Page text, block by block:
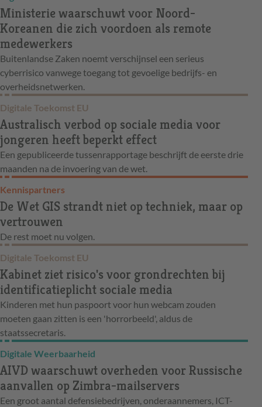
Ministerie waarschuwt voor Noord-
Koreanen die zich voordoen als remote
medewerkers
Buitenlandse Zaken noemt verschijnsel een serieus
cyberrisico vanwege toegang tot gevoelige bedrijfs- en
overheidsnetwerken.
Digitale Toekomst EU
Australisch verbod op sociale media voor
jongeren heeft beperkt effect
Een gepubliceerde tussenrapportage beschrijft de eerste drie
maanden na de invoering van de wet.
Kennispartners
De Wet GIS strandt niet op techniek, maar op
vertrouwen
De rest moet nu volgen.
Digitale Toekomst EU
Kabinet ziet risico's voor grondrechten bij
identificatieplicht sociale media
Kinderen met hun paspoort voor hun webcam zouden
moeten gaan zitten is een 'horrorbeeld', aldus de
staatssecretaris.
Digitale Weerbaarheid
AIVD waarschuwt overheden voor Russische
aanvallen op Zimbra-mailservers
Een groot aantal defensiebedrijven, onderaannemers, ICT-